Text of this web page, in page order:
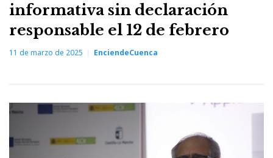
informativa sin declaración
responsable el 12 de febrero
11 de marzo de 2025 EnciendeCuenca